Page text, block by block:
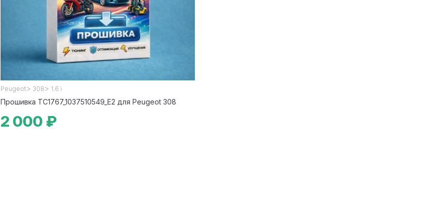
Peugeot > 308 > 1.6 i
Прошивка TC1767_1037510549_E2 для Peugeot 308
2 000 ₽